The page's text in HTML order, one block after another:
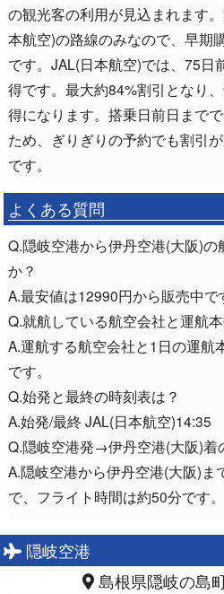
の観光客の利用が見込まれます
本航空)の路線のみなので、早期
です。JAL(日本航空)では、75日
得です。最大約84%割引となり
得になります。搭乗日前日まで
ため、ぎりぎりの予約でも割引
です。
よくある質問
Q.隠岐空港から伊丹空港(大阪)
か？
A.最安値は12990円から販売中で
Q.就航している航空会社と運航
A.運航する航空会社と1日の運航
です。
Q.始発と最終の時刻表は？
A.始発/最終 JAL(日本航空)14:35
Q.隠岐空港発→伊丹空港(大阪)着
A.隠岐空港から伊丹空港(大阪)ま
で、フライト時間は約50分です。
隠岐空港
島根県隠岐の島